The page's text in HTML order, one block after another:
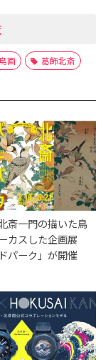
画 葛飾北斎
斎一門の描いた鳥
カスした企画展
パーク」が開催